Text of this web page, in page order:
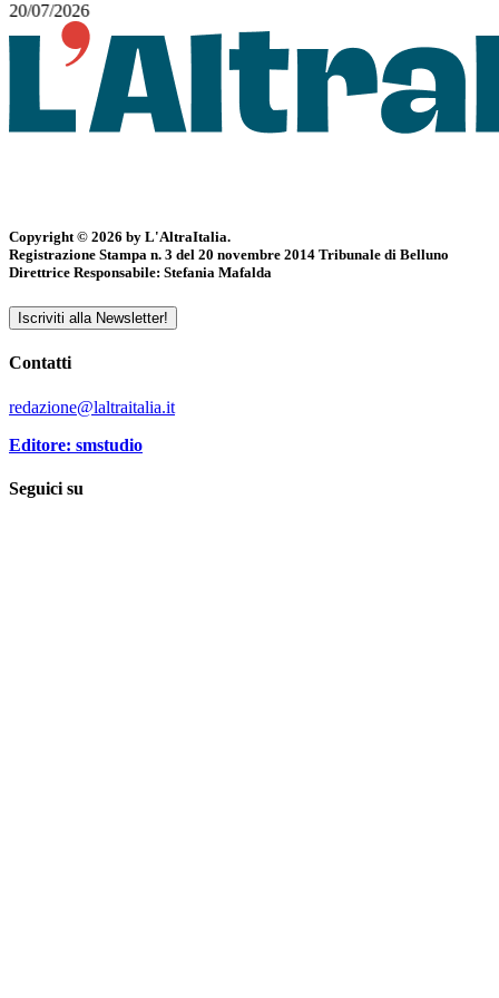
20/07/2026
Copyright © 2026 by L'AltraItalia.
Registrazione Stampa n. 3 del 20 novembre 2014 Tribunale di Belluno
Direttrice Responsabile: Stefania Mafalda
Iscriviti alla Newsletter!
Contatti
redazione@laltraitalia.it
Editore: smstudio
Seguici su